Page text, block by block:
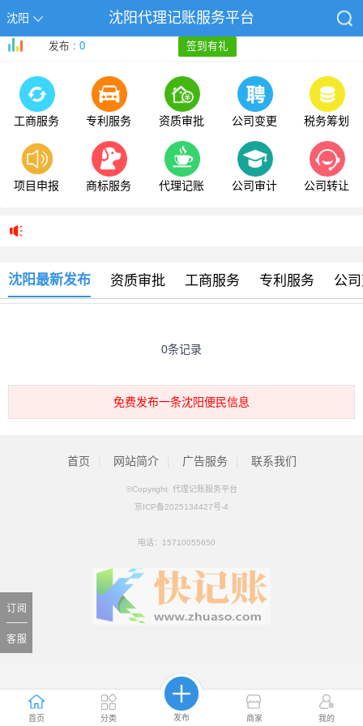
沈阳 沈阳代理记账服务平台
首页 分类 发布 商家 我的
发布 :0 签到有礼
工商服务 专利服务 资质审批 公司变更 税务筹划
项目申报 商标服务 代理记账 公司审计 公司转让
沈阳最新发布 资质审批 工商服务 专利服务 公
0条记录
免费发布一条沈阳便民信息
订阅
客服
首页 网站简介 广告服务 联系我们
©Copyright 代理记账服务平台
京ICP备2025134427号-4
电话： 15710055650